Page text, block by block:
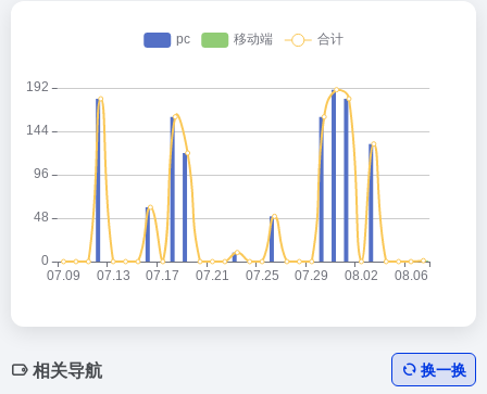
相关导航 换一换